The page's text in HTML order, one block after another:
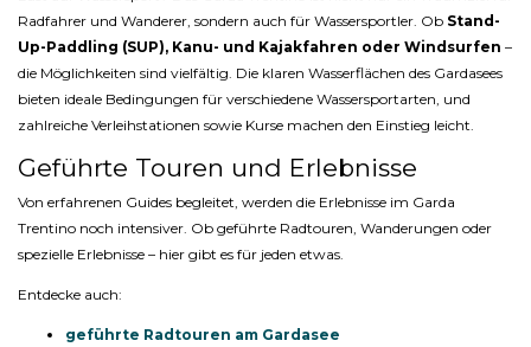
Radfahrer und Wanderer, sondern auch für Wassersportler. Ob Stand-
Up-Paddling (SUP), Kanu- und Kajakfahren oder Windsurfen –
die Möglichkeiten sind vielfältig. Die klaren Wasserflächen des Gardasees
bieten ideale Bedingungen für verschiedene Wassersportarten, und
zahlreiche Verleihstationen sowie Kurse machen den Einstieg leicht.
Geführte Touren und Erlebnisse
Von erfahrenen Guides begleitet, werden die Erlebnisse im Garda
Trentino noch intensiver. Ob geführte Radtouren, Wanderungen oder
spezielle Erlebnisse – hier gibt es für jeden etwas.
Entdecke auch:
geführte Radtouren am Gardasee